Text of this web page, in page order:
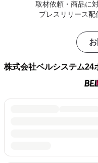
取材依頼・商品に
プレスリリース配
株式会社ベルシステム24